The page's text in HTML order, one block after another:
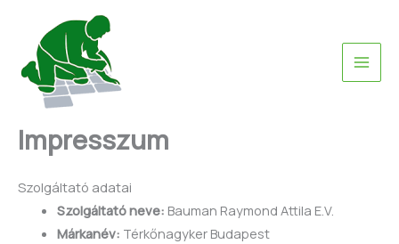
content
Impresszum
Szolgáltató adatai
Szolgáltató neve: Bauman Raymond Attila E.V.
Márkanév: Térkőnagyker Budapest